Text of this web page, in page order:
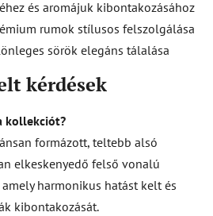
és aromájuk kibontakozásához
rumok stílusos felszolgálása
sörök elegáns tálalása
kérdések
kollekciót?
formázott, teltebb alsó
elkeskenyedő felső vonalú
harmonikus hatást kelt és
kibontakozását.